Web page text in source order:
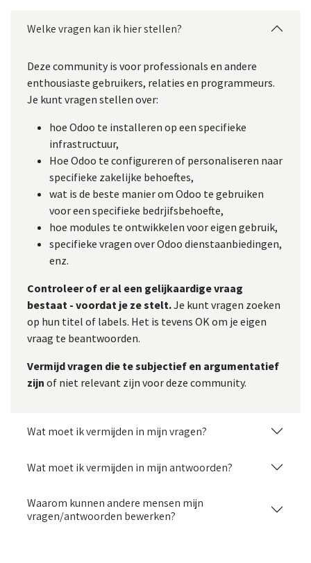
Welke vragen kan ik hier stellen?
Deze community is voor professionals en andere
enthousiaste gebruikers, relaties en programmeurs.
Je kunt vragen stellen over:
hoe Odoo te installeren op een specifieke
infrastructuur,
Hoe Odoo te configureren of personaliseren naar
specifieke zakelijke behoeftes,
wat is de beste manier om Odoo te gebruiken
voor een specifieke bedrjifsbehoefte,
hoe modules te ontwikkelen voor eigen gebruik,
specifieke vragen over Odoo dienstaanbiedingen,
enz.
Controleer of er al een gelijkaardige vraag
bestaat - voordat je ze stelt.Je kunt vragen zoeken
op hun titel of labels. Het is tevens OK om je eigen
vraag te beantwoorden.
Vermijd vragen die te subjectief en argumentatief
zijn of niet relevant zijn voor deze community.
Wat moet ik vermijden in mijn vragen?
Wat moet ik vermijden in mijn antwoorden?
Waarom kunnen andere mensen mijn
vragen/antwoorden bewerken?